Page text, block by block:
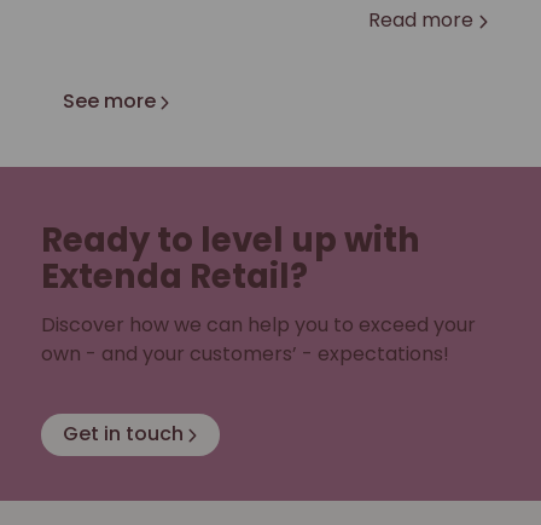
Read more
See more
Ready to level up with
Extenda Retail?
Discover how we can help you to exceed your
own - and your customers’ - expectations!
Get in touch